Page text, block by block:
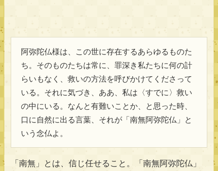
阿弥陀仏様は、この世に存在するあらゆるものた
ち。そのものたちは常に、罪深き私たちに何の計
らいもなく、救いの方法を呼びかけてくださって
いる。それに気づき、ああ、私は〈すでに〉救い
の中にいる。なんと有難いことか、と思った時、
口に自然に出る言葉、それが「南無阿弥陀仏」と
いう念仏よ。
「南無」とは、信じ任せること。「南無阿弥陀仏」